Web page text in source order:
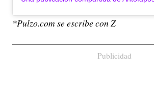
*Pulzo.com se escribe con Z
Publicidad